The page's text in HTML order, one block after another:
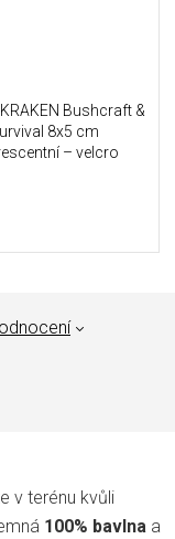
Bushcraft &
8x5 cm
– velcro
v terénu kvůli
100% bavlna a